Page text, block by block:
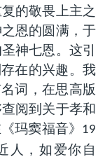
的敬畏上主之
恩的圆满，于
神七恩。这引
在的兴趣。我
词，在思高版
阅到关于孝和
玛窦福音》 19
人，如爱你自